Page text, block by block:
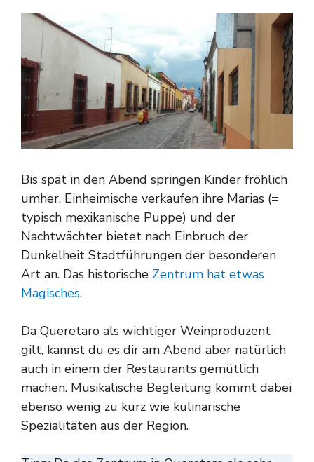
Bis spät in den Abend springen Kinder fröhlich
umher, Einheimische verkaufen ihre Marias (=
typisch mexikanische Puppe) und der
Nachtwächter bietet nach Einbruch der
Dunkelheit Stadtführungen der besonderen
Art an. Das historische Zentrum hat etwas
Magisches.
Da Queretaro als wichtiger Weinproduzent
gilt, kannst du es dir am Abend aber natürlich
auch in einem der Restaurants gemütlich
machen. Musikalische Begleitung kommt dabei
ebenso wenig zu kurz wie kulinarische
Spezialitäten aus der Region.